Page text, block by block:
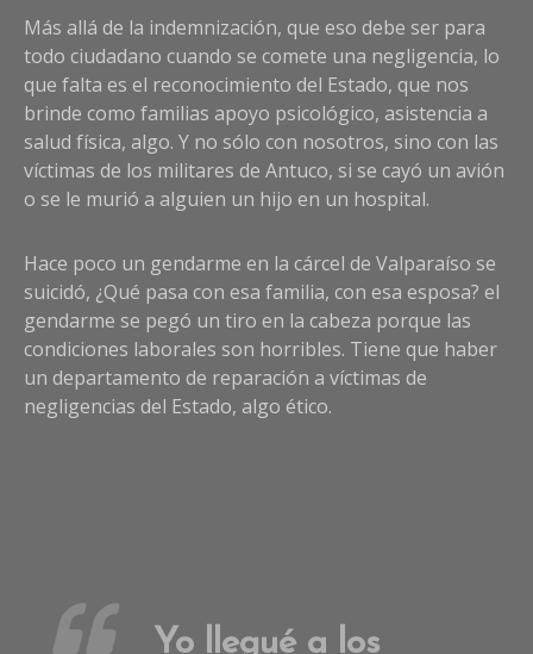
Más allá de la indemnización, que eso debe ser para
todo ciudadano cuando se comete una negligencia, lo
que falta es el reconocimiento del Estado, que nos
brinde como familias apoyo psicológico, asistencia a
salud física, algo. Y no sólo con nosotros, sino con las
víctimas de los militares de Antuco, si se cayó un avión
o se le murió a alguien un hijo en un hospital.
Hace poco un gendarme en la cárcel de Valparaíso se
suicidó, ¿Qué pasa con esa familia, con esa esposa? el
gendarme se pegó un tiro en la cabeza porque las
condiciones laborales son horribles. Tiene que haber
un departamento de reparación a víctimas de
negligencias del Estado, algo ético.
Yo llegué a los